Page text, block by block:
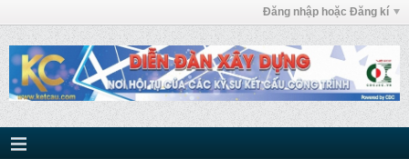
Đăng nhập hoặc Đăng kí